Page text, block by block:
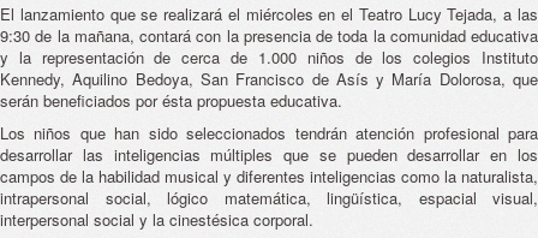
El lanzamiento que se realizará el miércoles en el Teatro Lucy Tejada, a las
9:30 de la mañana, contará con la presencia de toda la comunidad educativa
y la representación de cerca de 1.000 niños de los colegios Instituto
Kennedy, Aquilino Bedoya, San Francisco de Asís y María Dolorosa, que
serán beneficiados por ésta propuesta educativa.
Los niños que han sido seleccionados tendrán atención profesional para
desarrollar las inteligencias múltiples que se pueden desarrollar en los
campos de la habilidad musical y diferentes inteligencias como la naturalista,
intrapersonal social, lógico matemática, lingüística, espacial visual,
interpersonal social y la cinestésica corporal.